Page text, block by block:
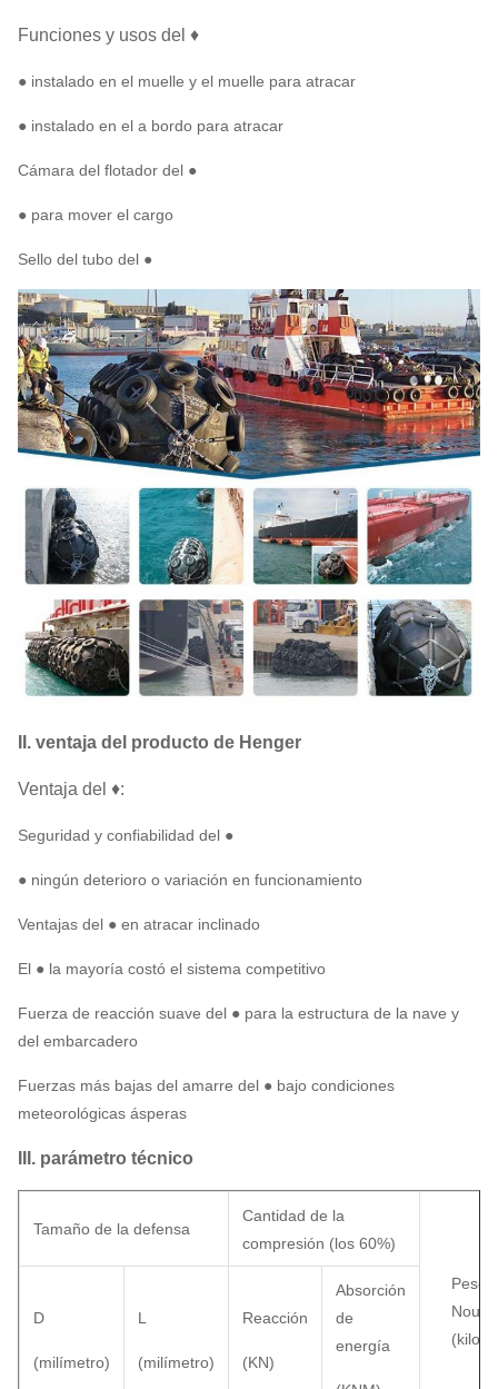
Funciones y usos del ♦
● instalado en el muelle y el muelle para atracar
● instalado en el a bordo para atracar
Cámara del flotador del ●
● para mover el cargo
Sello del tubo del ●
II. ventaja del producto de Henger
Ventaja del ♦:
Seguridad y confiabilidad del ●
● ningún deterioro o variación en funcionamiento
Ventajas del ● en atracar inclinado
El ● la mayoría costó el sistema competitivo
Fuerza de reacción suave del ● para la estructura de la nave y
del embarcadero
Fuerzas más bajas del amarre del ● bajo condiciones
meteorológicas ásperas
III. parámetro técnico
Tamaño de la defensa
Cantidad de la
compresión (los 60%)
Peso
D
(milímetro)
L
(milímetro)
Reacción
(KN)
Absorción
de
energía